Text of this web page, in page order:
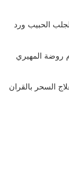
الحبيب ورد
روضة المهيري
السحر بالقران